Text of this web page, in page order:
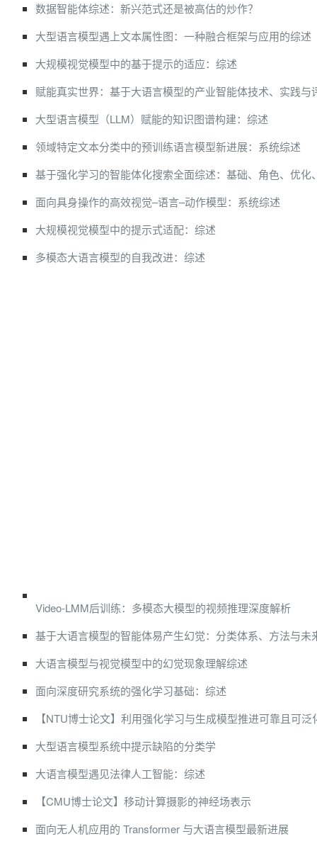
数据智能体综述：新兴范式还是被高估的炒作？
大型语言模型遇上文本属性图：一种融合框架与应用的综述
大规模视觉模型中的基于提示的适应：综述
赋能真实世界：基于大语言模型的产业智能体技术、实践与
大型语言模型（LLM）赋能的知识图谱构建：综述
领域特定文本分类中的预训练语言模型新进展：系统综述
基于强化学习的智能体化搜索全面综述：基础、角色、优化
面向具身操作的高效视觉–语言–动作模型：系统综述
大规模视觉模型中的提示式适配：综述
多模态大语言模型的自我改进：综述
Video-LMM后训练：多模态大模型的视频推理深度解析
基于大语言模型的智能体易产生幻觉：分类体系、方法与未
大语言模型与视觉模型中的幻觉现象理解综述
面向深度研究系统的强化学习基础：综述
【NTU博士论文】利用强化学习与生成模型推进可靠且可泛
大型语言模型系统中提示缺陷的分类学
大语言模型遇见法律人工智能：综述
【CMU博士论文】移动计算摄影的神经场表示
面向无人机应用的 Transformer 与大语言模型最新进展